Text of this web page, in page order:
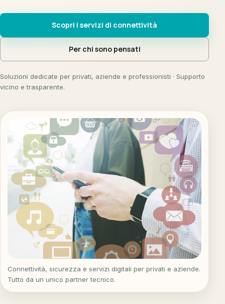
Scopri i servizi di connettività
Per chi sono pensati
Soluzioni dedicate per privati, aziende e professionisti · Supporto
vicino e trasparente.
Connettività, sicurezza e servizi digitali per privati e aziende.
Tutto da un unico partner tecnico.